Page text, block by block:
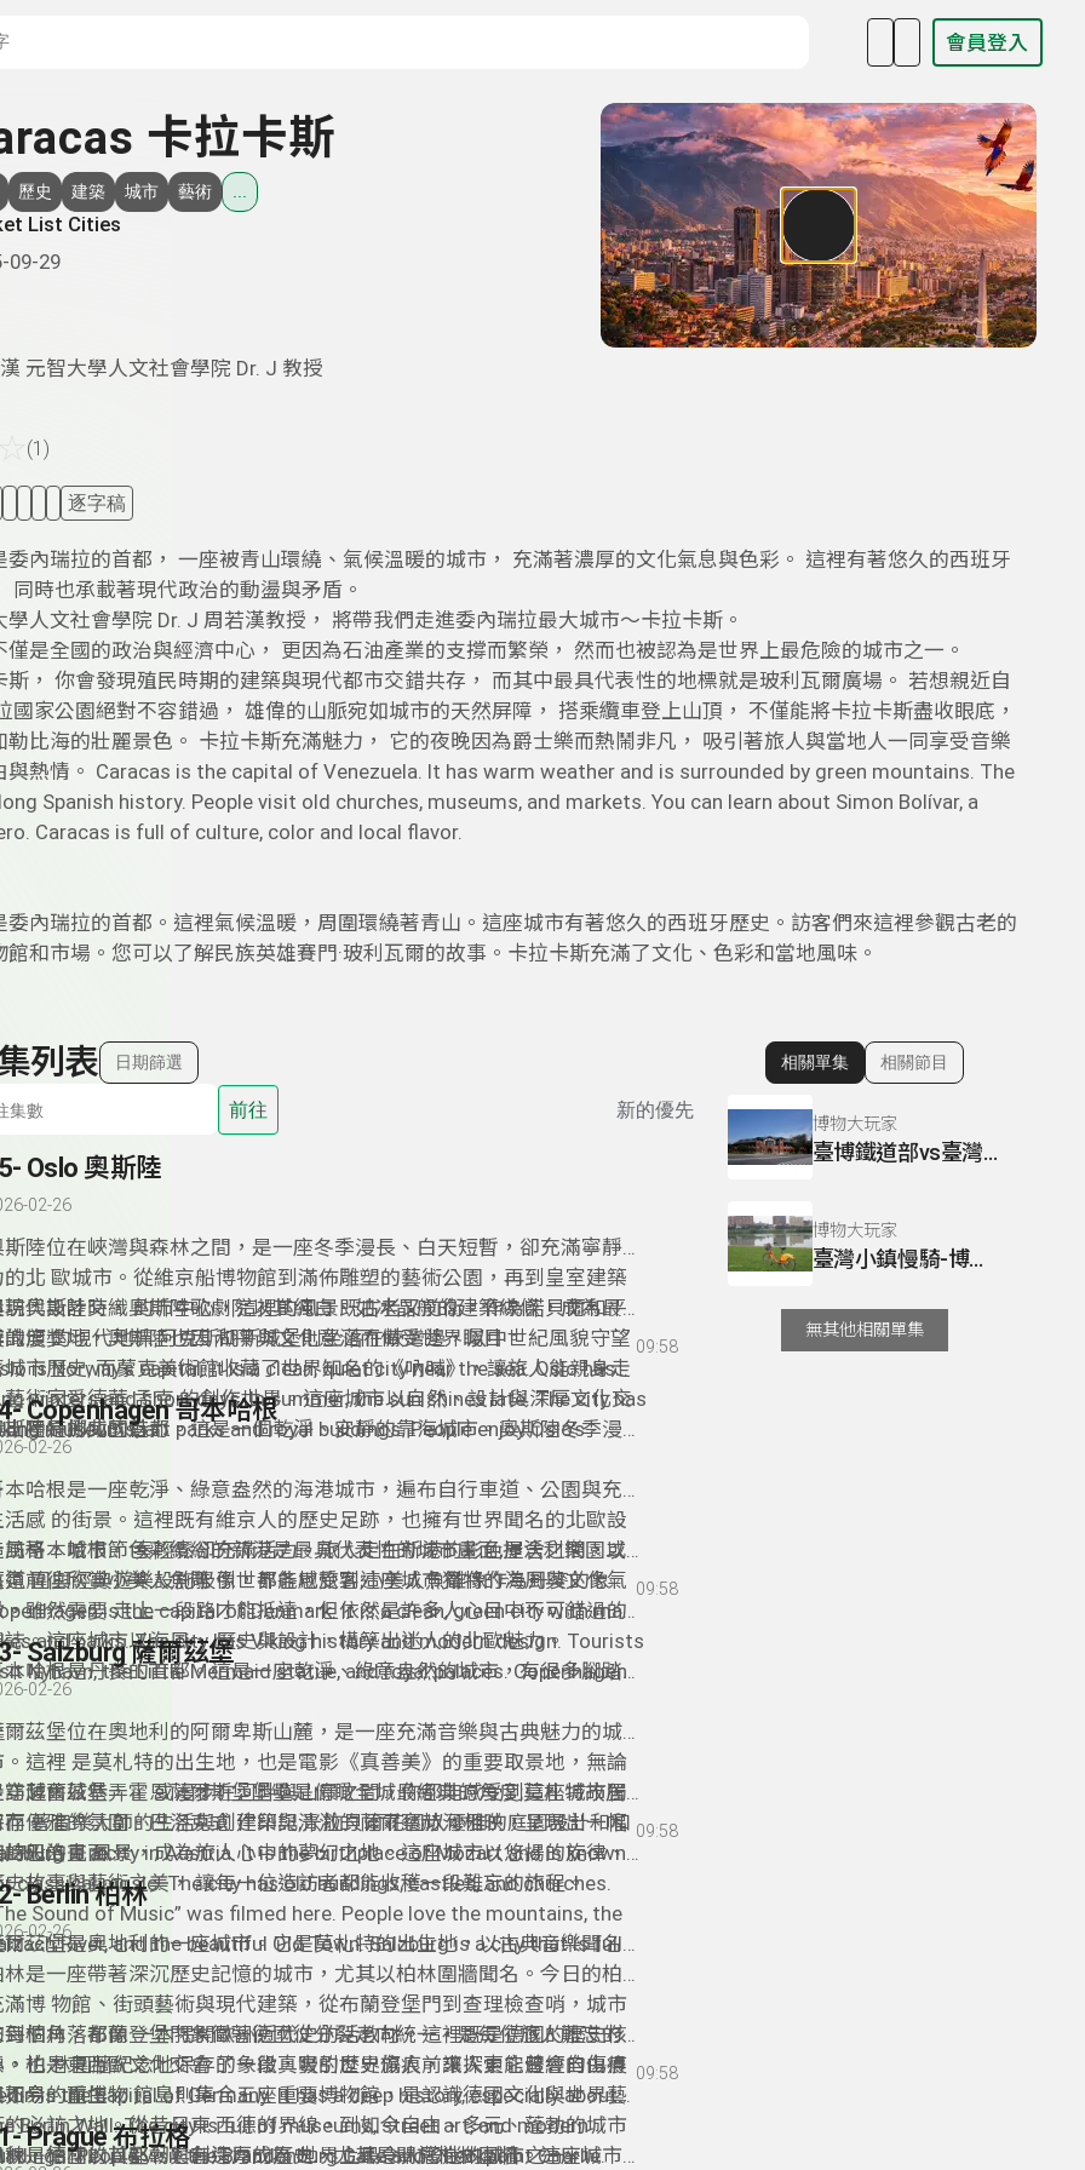
會員登入
卡拉卡斯
歷史 建築 城市 藝術
List Cities
09-29
元智大學人文社會學院 Dr. J 教授
(1)
逐字稿
委內瑞拉的首都， 一座被青山環繞、氣候溫暖的城市， 充滿著濃厚的文化氣息與色彩。 這裡有著悠久的西班牙
同時也承載著現代政治的動盪與矛盾。
學人文社會學院 Dr. J 周若漢教授， 將帶我們走進委內瑞拉最大城市～卡拉卡斯。
僅是全國的政治與經濟中心， 更因為石油產業的支撐而繁榮， 然而也被認為是世界上最危險的城市之一。
斯， 你會發現殖民時期的建築與現代都市交錯共存， 而其中最具代表性的地標就是玻利瓦爾廣場。 若想親近自
國家公園絕對不容錯過， 雄偉的山脈宛如城市的天然屏障， 搭乘纜車登上山頂， 不僅能將卡拉卡斯盡收眼底，
勒比海的壯麗景色。 卡拉卡斯充滿魅力， 它的夜晚因為爵士樂而熱鬧非凡， 吸引著旅人與當地人一同享受音樂
與熱情。 Caracas is the capital of Venezuela. It has warm weather and is surrounded by green mountains. The
Spanish history. People visit old churches, museums, and markets. You can learn about Simon Bolívar, a
Caracas is full of culture, color and local flavor.
委內瑞拉的首都。這裡氣候溫暖，周圍環繞著青山。這座城市有著悠久的西班牙歷史。訪客們來這裡參觀古老的
館和市場。您可以了解民族英雄賽門·玻利瓦爾的故事。卡拉卡斯充滿了文化、色彩和當地風味。
列表 日期篩選
前往 新的優先
Oslo 奧斯陸
02-26
斯陸位在峽灣與森林之間，是一座冬季漫長、白天短暫，卻充滿寧靜魅
的北 歐城市。從維京船博物館到滿佈雕塑的藝術公園，再到皇室建築
現代設計交織 的市中心，這裡的風景既古老又前衛。作為諾貝爾和平
的頒獎地，奧斯陸也因 和平與文化意涵而備受世界矚目。
訪奧斯陸時，奧斯陸歌劇院以其純白、如冰晶般的建築線條，成為最具
識度 的現代地標;阿克斯胡斯城堡則坐落在峽灣邊，以中世紀風貌守望
城市歷史; 而蒙克美術館收藏了世界知名的《吶喊》，讓旅人能親身走
藝術家愛德華·孟克 的創作世界。這座城市以自然、設計與深厚文化交
出獨特的北國魅力。
is Norway’s capital. It is a clean, quiet city near the sea. Oslo has
winters and short days. In summer, the sun shines late. The city has
museums, art parks and royal buildings. People enjoy Oslo's
skiing and nearby forests. Oslo is also home to the Nobel Peace
斯陸是挪威的首都。這是一個乾淨、安靜的靠海城市。奧斯陸冬季漫長
白晝短。夏季時太陽很晚下山。該市擁有維京博物館、藝術公園和皇家
築。人們喜歡奧斯陸的自然風光、滑雪活動，以及附近的森林。奧斯陸
是諾貝爾和平獎頒獎的所在地。
09:58
Copenhagen 哥本哈根
02-26
本哈根是一座乾淨、綠意盎然的海港城市，遍布自行車道、公園與充滿
活感 的街景。這裡既有維京人的歷史足跡，也擁有世界聞名的北歐設
風格，城市節 奏輕鬆卻充滿活力。旅人走在新港的彩色屋舍之間，或
道前往欣賞小美人魚雕 像，都能感受到這座城市獨特的海風與文化氣
。
訪哥本哈根，色彩繽紛的新港是最具代表性的城市畫面;提沃利樂園以懷
氛 圍與經典遊樂設施吸引世界各地旅客;小美人魚雕像作為丹麥的象
，雖然需要 走上一段路才能抵達，但依然是許多人心目中不可錯過的
誌。這座城市以海風、 歷史與設計，構築出迷人的北歐魅力。
is the capital of Denmark. It is a clean, green city with many
and parks. The city has Viking history and modern design. Tourists
Nyhavn, the Little Mermaid statue, and royal palaces. Copenhagen
peaceful, pretty, and full of culture and charm.
本哈根是丹麥的首都。這是一座乾淨、綠意盎然的城市，有很多腳踏車
公園。這裡有維京歷史和現代設計。遊客會去新港（Nyhavn）、小美人
雕像和不同的皇宮。哥本哈根是一座寧靜、美麗又充滿文化與魅力的城
09:58
Salzburg 薩爾茲堡
02-26
爾茲堡位在奧地利的阿爾卑斯山麓，是一座充滿音樂與古典魅力的城
。這裡 是莫札特的出生地，也是電影《真善美》的重要取景地，無論
穿越舊城巷弄， 或漫步在河畔與山景之間，你都能感受到這座城市獨
而優雅的氛圍。巴洛克式 建築與清澈的薩爾察赫河相映，呈現出一幅
詩般的畫面。
訪薩爾茲堡，霍恩薩爾斯堡堡壘是俯瞰全城最經典的角度;莫札特故居則
存 著音樂大師的生活與創作印記;米拉貝爾花園以優雅的庭園設計和和
的巴洛克 風景，成為旅人心中的夢幻之地。這座城市以悠揚的旋律、
史故事與藝術之美， 讓每一位造訪者都能收穫一段難忘的旅程。
is a city in Austria. It is the birthplace of Mozart and is known
classical music. The city has old buildings, castles, and churches.
Sound of Music” was filmed here. People love the mountains, the
River, and the beautiful Old Town. Salzburg is a city that is full
music, art and charm.
爾茲堡是奧地利的一座城市。它是莫札特的出生地，以古典音樂聞名。
座城市有古老的建築、城堡和教堂。電影《真善美》就是在這裡拍攝
。人們喜歡這裡的群山、薩爾察赫河，以及美麗的舊城。薩爾茲堡是一
充滿音樂、藝術和魅力的城市。
09:58
Berlin 柏林
02-26
林是一座帶著深沉歷史記憶的城市，尤其以柏林圍牆聞名。今日的柏林
滿博 物館、街頭藝術與現代建築，從布蘭登堡門到查理檢查哨，城市
每個角落都像 一本揭開歐洲近代史的活教材。這裡既是德國的歷史核
，也是東西歐文化交會 的象徵，吸引世界旅人前來探索它曾經的傷痕
如今的重生。
到柏林，布蘭登堡門象徵著德國從分裂走向統一，是每位旅人難忘的地
。柏 林圍牆紀念地保存了一段真實的歷史傷痕，讓人更能體會自由得
不易。而博物 館島則集合五座重要博物館，是認識德國文化與世界藝
的必訪之地。從昔日東 西德的界線，到如今自由、多元、蓬勃的城市
貌，柏林以其堅韌與創造力成為 世界上最令人著迷的城市之一。
is the capital of Germany. It has a deep history, especially about
Berlin Wall. The city is full of museums, street art, and modern
People visit the Brandenburg Gate and Checkpoint Charlie.
林是德國的首都。它有深厚的歷史，尤其是關於柏林圍牆。這座城市充
09:58
Prague 布拉格
顯示相關單集
相關單集 相關節目
博物大玩家
臺博鐵道部vs臺灣鐵道百年風華
博物大玩家
臺灣小鎮慢騎-博物館篇
無其他相關單集